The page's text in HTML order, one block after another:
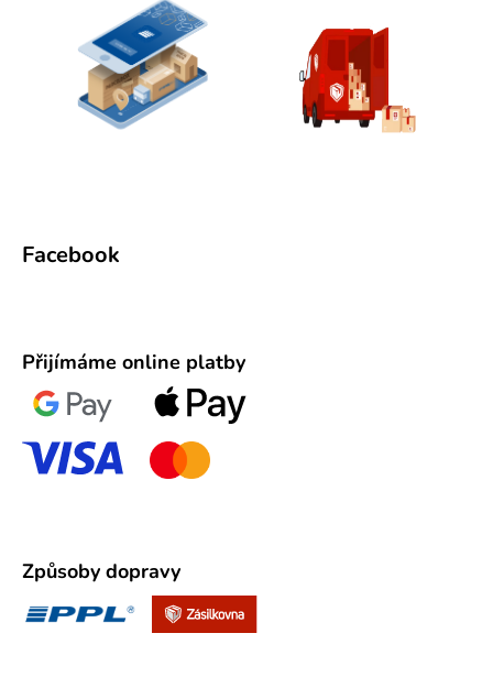
Facebook
Přijímáme online platby
Způsoby dopravy